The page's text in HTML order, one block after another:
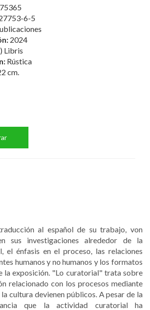
6-5
2024
Libris
Rústica
cm.
al español de su trabajo, von
sus investigaciones alrededor de la
el énfasis en el proceso, las relaciones
humanos y no humanos y los formatos
la exposición. "Lo curatorial" trata sobre
relacionado con los procesos mediante
cultura devienen públicos. A pesar de la
que la actividad curatorial ha